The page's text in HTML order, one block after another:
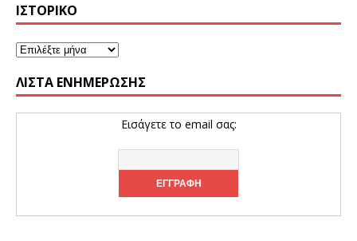
ΙΣΤΟΡΙΚΌ
ΛΊΣΤΑ ΕΝΗΜΈΡΩΣΗΣ
Εισάγετε το email σας: